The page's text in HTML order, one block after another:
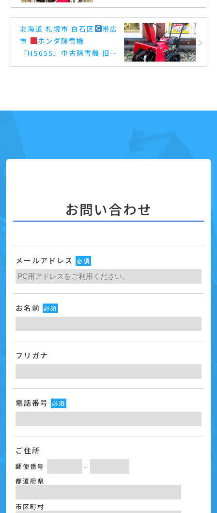
買取完了
北海道 札幌市 白石区
帯広
市
ホンダ除雪機
『HS655』中古除雪機 旧モ
デルコンパクト 買取完了
お問い合わせ
メールアドレス 必須
お名前 必須
フリガナ
電話番号 必須
ご住所
郵便番号
-
都道府県
市区町村